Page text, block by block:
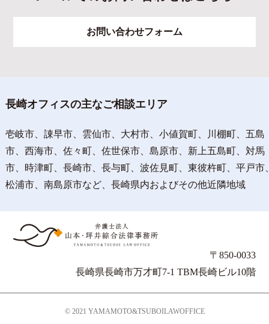
お問い合わせフォーム
長崎オフィスの主なご相談エリア
壱岐市、諌早市、雲仙市、大村市、小値賀町、川棚町、五島
市、西海市、佐々町、佐世保市、島原市、新上五島町、対馬
市、時津町、長崎市、長与町、波佐見町、東彼杵町、平戸市
松浦市、南島原市など、長崎県内およびその他近隣地域
〒850-0033
長崎県長崎市万才町7-1 TBM長崎ビル10階
© 2021 YAMAMOTO&TSUBOILAWOFFICE